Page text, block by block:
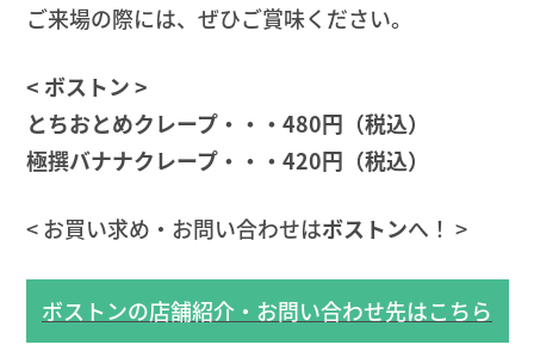
ご来場の際には、ぜひご賞味ください。
< ボストン >
とちおとめクレープ・・・480円（税込）
極撰バナナクレープ・・・420円（税込）
< お買い求め・お問い合わせはボストンへ！ >
ボストンの店舗紹介・お問い合わせ先はこちら